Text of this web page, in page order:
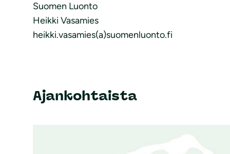
Suomen Luonto
Heikki Vasamies
heikki.vasamies(a)suomenluonto.fi
Ajankohtaista